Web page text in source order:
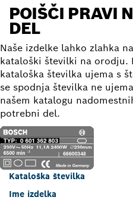
POIŠČI PRAVI
DEL
Naše izdelke lahko zlahka
kataloški številki na orodju.
kataloška številka ujema s
se spodnja številka ne
našem katalogu
potrebni del.
Kataloška številka
Ime izdelka